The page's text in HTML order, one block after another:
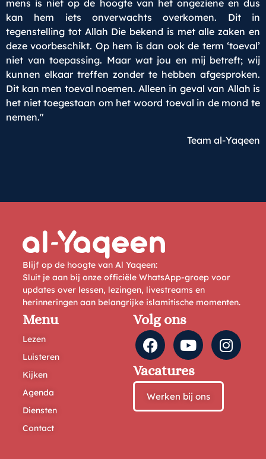
mens is niet op de hoogte van het ongeziene en dus
kan hem iets onverwachts overkomen. Dit in
tegenstelling tot Allah Die bekend is met alle zaken en
deze voorbeschikt. Op hem is dan ook de term ‘toeval’
niet van toepassing. Maar wat jou en mij betreft; wij
kunnen elkaar treffen zonder te hebben afgesproken.
Dit kan men toeval noemen. Alleen in geval van Allah is
het niet toegestaan om het woord toeval in de mond te
nemen."
Team al-Yaqeen
Blijf op de hoogte van Al Yaqeen:
Sluit je aan bij onze officiële WhatsApp-groep voor
updates over lessen, lezingen, livestreams en
herinneringen aan belangrijke islamitische momenten.
Menu
Lezen
Luisteren
Kijken
Agenda
Diensten
Contact
Volg ons
Vacatures
Werken bij ons